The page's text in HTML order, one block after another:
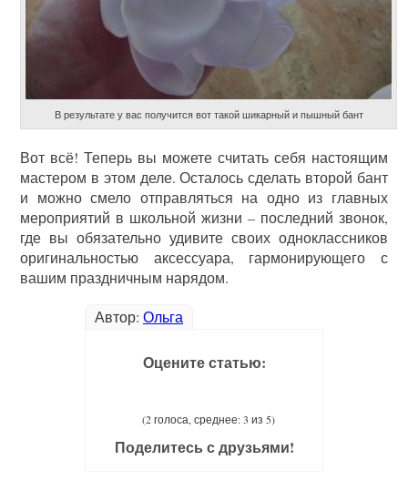
В результате у вас получится вот такой шикарный и пышный бант
Вот всё! Теперь вы можете считать себя настоящим
мастером в этом деле. Осталось сделать второй бант
и можно смело отправляться на одно из главных
мероприятий в школьной жизни – последний звонок,
где вы обязательно удивите своих одноклассников
оригинальностью аксессуара, гармонирующего с
вашим праздничным нарядом.
Автор: Ольга
Оцените статью:
(2 голоса, среднее: 3 из 5)
Поделитесь с друзьями!